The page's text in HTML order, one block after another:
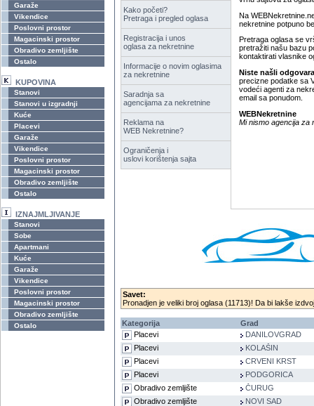
Garaže
Vikendice
Poslovni prostor
Magacinski prostor
Obradivo zemljište
Ostalo
KUPOVINA
Stanovi
Stanovi u izgradnji
Kuće
Placevi
Garaže
Vikendice
Poslovni prostor
Magacinski prostor
Obradivo zemljište
Ostalo
IZNAJMLJIVANJE
Stanovi
Sobe
Apartmani
Kuće
Garaže
Vikendice
Poslovni prostor
Magacinski prostor
Obradivo zemljište
Ostalo
Na
nekretnine potpuno
Pretraga oglasa se
pretražiti našu bazu
kontaktirati vlasnike
Niste našli
precizne podatke sa
vodeći agenti za
email sa ponudom.
WEBNekretnine
Mi nismo agencija za
Kako početi?
Pretraga i pregled oglasa
Registracija i unos
oglasa za nekretnine
Informacije o novim oglasima
za nekretnine
Saradnja sa
agencijama za nekretnine
Reklama na
WEB Nekretnine?
Ograničenja i
uslovi korištenja sajta
Savet:
Pronadjen je veliki broj oglasa (11713)! Da bi lakše
Kategorija
Grad
Placevi
DANILOVGRAD
Placevi
KOLAŠIN
Placevi
CRVENI KRST
Placevi
PODGORICA
Obradivo zemljište
ČURUG
Obradivo zemljište
NOVI SAD